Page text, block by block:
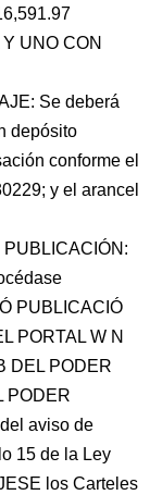
UNO CON
Se deberá
depósito
conforme el
y el arancel
PUBLICACIÓ
PORTAL W N
DEL PODER
PODER
aviso de
15 de la Ley
los Carteles